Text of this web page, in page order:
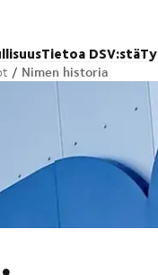
Tietoa DSV:stä
Nimen historia